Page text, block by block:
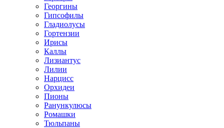
Георгины
Гипсофилы
Гладиолусы
Гортензии
Ирисы
Каллы
Лизиантус
Лилии
Нарцисс
Орхидеи
Пионы
Ранункулюсы
Ромашки
Тюльпаны